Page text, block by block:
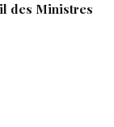
des Ministres